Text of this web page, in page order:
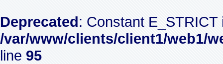
Deprecated: Constant
/var/www/clients/client1/web1/
line 95